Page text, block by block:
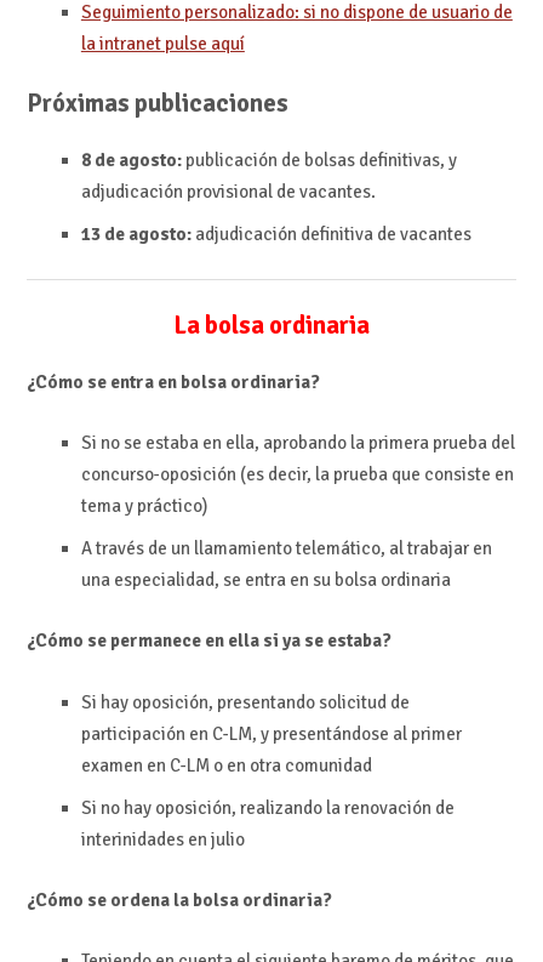
Seguimiento personalizado: si no dispone de usuario de
la intranet pulse aquí
Próximas publicaciones
8 de agosto:publicación de bolsas definitivas, y
adjudicación provisional de vacantes.
13 de agosto:adjudicación definitiva de vacantes
La bolsa ordinaria
¿Cómo se entra en bolsa ordinaria?
Si no se estaba en ella, aprobando la primera prueba del
concurso-oposición (es decir, la prueba que consiste en
tema y práctico)
A través de un llamamiento telemático, al trabajar en
una especialidad, se entra en su bolsa ordinaria
¿Cómo se permanece en ella si ya se estaba?
Si hay oposición, presentando solicitud de
participación en C-LM, y presentándose al primer
examen en C-LM o en otra comunidad
Si no hay oposición, realizando la renovación de
interinidades en julio
¿Cómo se ordena la bolsa ordinaria?